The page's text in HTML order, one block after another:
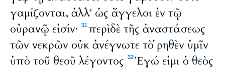
γαμίζονται, ἀλλ' ὡς ἄγγελοι ἐν τῷ
οὐρανῷ εἰσίν·
31περὶ δὲ τῆς ἀναστάσεως
τῶν νεκρῶν οὐκ ἀνέγνωτε τὸ ῥηθὲν ὑμῖν
ὑπὸ τοῦ θεοῦ λέγοντος
32Ἐγώ εἰμι ὁ θεὸς